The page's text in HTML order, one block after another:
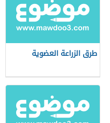
طرق الزراعة العضوية